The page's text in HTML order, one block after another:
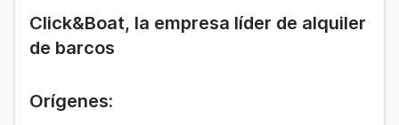
Click&Boat, la empresa líder de alquiler
de barcos
Orígenes: